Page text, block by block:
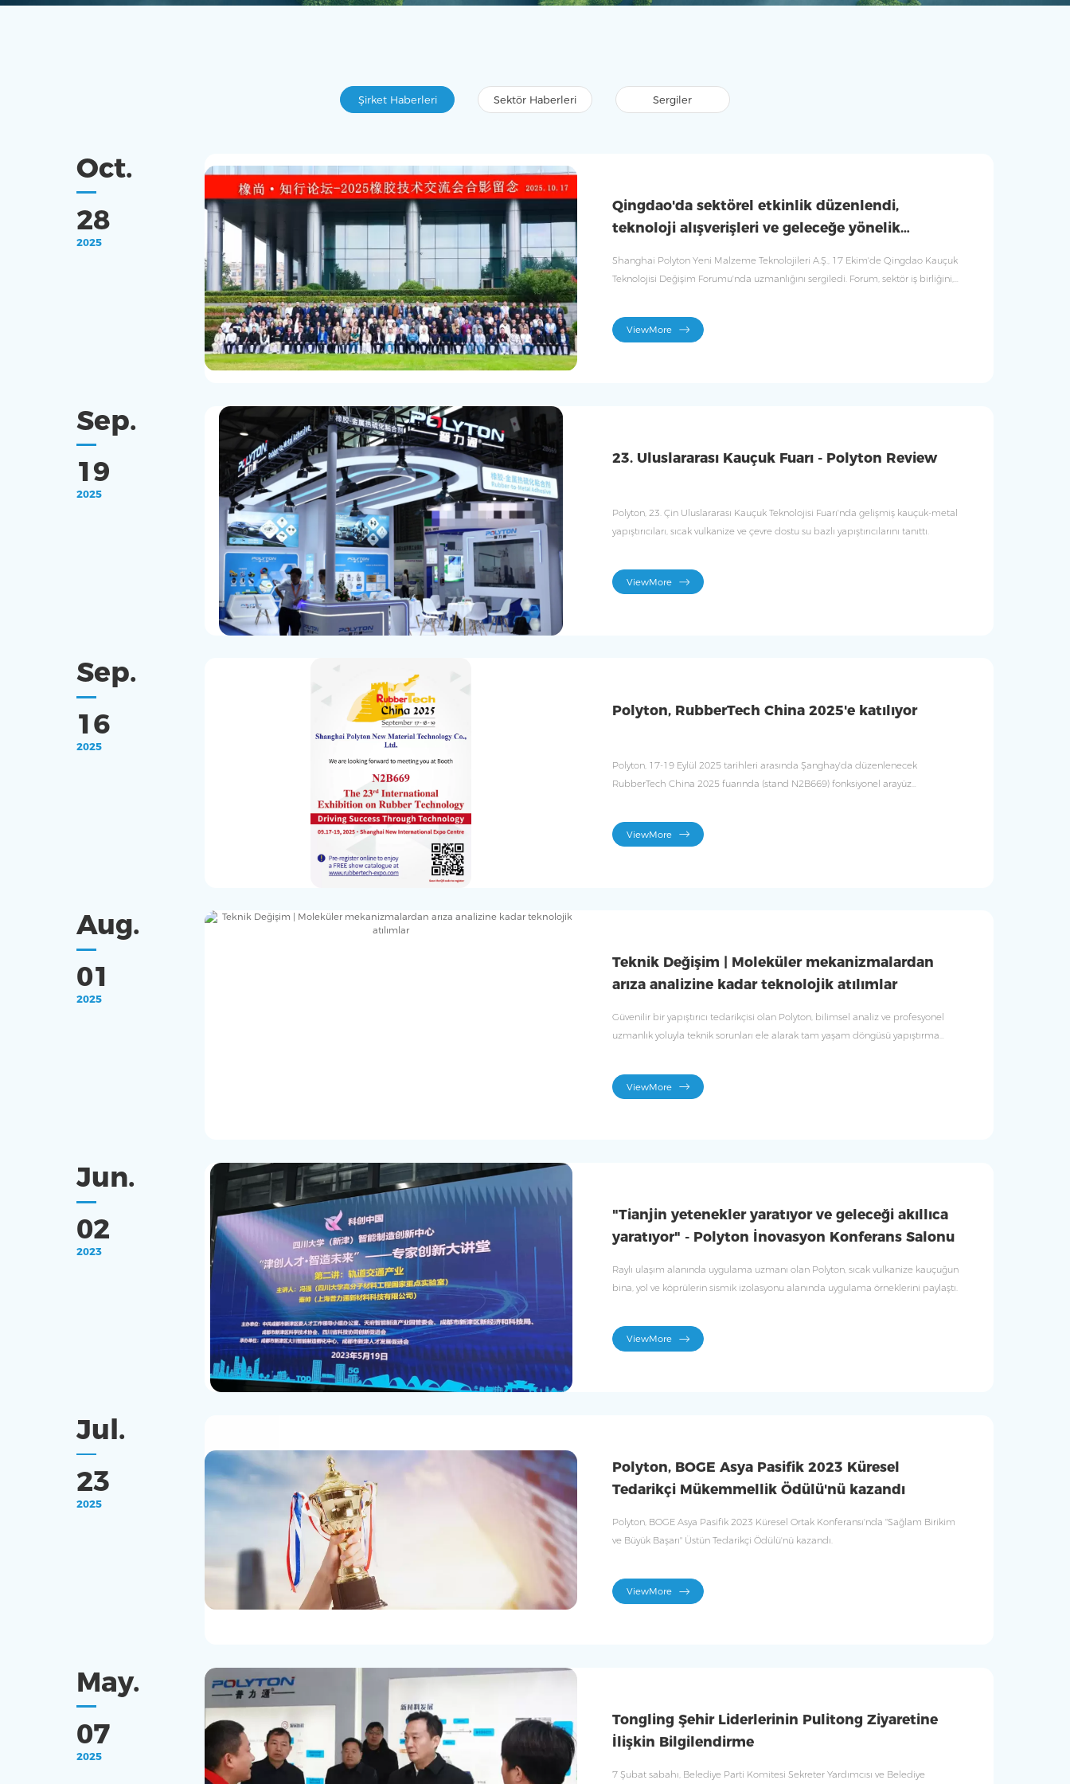
Şirket Haberleri Sektör Haberleri Sergiler
Oct.
28
2025
Qingdao'da sektörel etkinlik düzenlendi,
teknoloji alışverişleri ve geleceğe yönelik
Shanghai Polyton Yeni Malzeme Teknolojileri A.Ş., 17 Ekim'de Qingdao Kauçuk
Teknolojisi Değişim Forumu'nda uzmanlığını sergiledi. Forum, sektör iş birliğini,
etti.
ViewMore
Sep.
19
2025
23. Uluslararası Kauçuk Fuarı - Polyton Review
Polyton, 23. Çin Uluslararası Kauçuk Teknolojisi Fuarı'nda gelişmiş kauçuk-metal
yapıştırıcıları, sıcak vulkanize ve çevre dostu su bazlı yapıştırıcılarını tanıttı.
ViewMore
Sep.
16
2025
Polyton, RubberTech China 2025'e katılıyor
Polyton, 17-19 Eylül 2025 tarihleri ​​arasında Şanghay'da düzenlenecek
RubberTech China 2025 fuarında (stand N2B669) fonksiyonel arayüz
ViewMore
Aug.
01
2025
Teknik Değişim | Moleküler mekanizmalardan
arıza analizine kadar teknolojik atılımlar
Güvenilir bir yapıştırıcı tedarikçisi olan Polyton, bilimsel analiz ve profesyonel
uzmanlık yoluyla teknik sorunları ele alarak tam yaşam döngüsü yapıştırma
ediyor.
ViewMore
Jun.
02
2023
"Tianjin yetenekler yaratıyor ve geleceği akıllıca
yaratıyor" - Polyton İnovasyon Konferans Salonu
Raylı ulaşım alanında uygulama uzmanı olan Polyton, sıcak vulkanize kauçuğun
bina, yol ve köprülerin sismik izolasyonu alanında uygulama örneklerini paylaştı.
ViewMore
Jul.
23
2025
Polyton, BOGE Asya Pasifik 2023 Küresel
Tedarikçi Mükemmellik Ödülü'nü kazandı
Polyton, BOGE Asya Pasifik 2023 Küresel Ortak Konferansı'nda "Sağlam Birikim
ve Büyük Başarı" Üstün Tedarikçi Ödülü'nü kazandı.
ViewMore
May.
07
2025
Tongling Şehir Liderlerinin Pulitong Ziyaretine
İlişkin Bilgilendirme
7 Şubat sabahı, Belediye Parti Komitesi Sekreter Yardımcısı ve Belediye